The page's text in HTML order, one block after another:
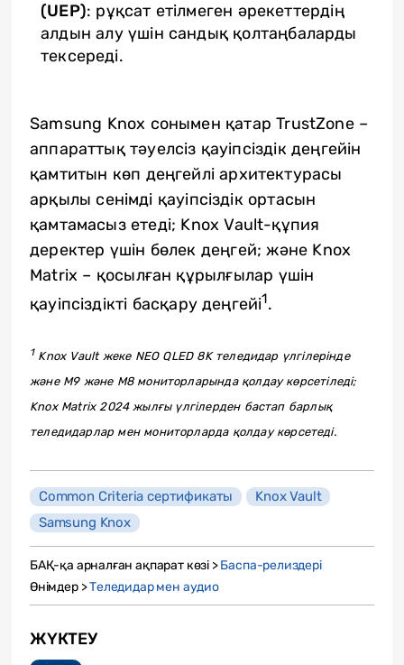
(UEP): рұқсат етілмеген әрекеттердің
алдын алу үшін сандық қолтаңбаларды
тексереді.
Samsung Knox сонымен қатар TrustZone –
аппараттық тәуелсіз қауіпсіздік деңгейін
қамтитын көп деңгейлі архитектурасы
арқылы сенімді қауіпсіздік ортасын
қамтамасыз етеді; Knox Vault-құпия
деректер үшін бөлек деңгей; және Knox
Matrix – қосылған құрылғылар үшін
қауіпсіздікті басқару деңгейі1.
1 Knox Vault жеке NEO QLED 8K теледидар үлгілерінде
және M9 және M8 мониторларында қолдау көрсетіледі;
Knox Matrix 2024 жылғы үлгілерден бастап барлық
теледидарлар мен мониторларда қолдау көрсетеді.
Common Criteria сертификаты
Knox Vault
Samsung Knox
БАҚ-қа арналған ақпарат көзі >Баспа-релиздері
Өнімдер >Теледидар мен аудио
ЖҮКТЕУ